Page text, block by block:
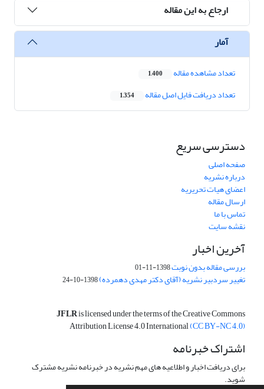
ارجاع به این مقاله
آمار
تعداد مشاهده مقاله 1,400
تعداد دریافت فایل اصل مقاله 1,354
دسترسی سریع
صفحه اصلی
درباره نشریه
اعضای هیات تحریریه
ارسال مقاله
تماس با ما
نقشه سایت
آخرین اخبار
بررسی مقاله بدون نوبت1398-11-01
تغییر سردبیر نشریه (آقای دکتر مهدی دهمرده)1398-10-24
JFLRis licensed under the terms of the Creative Commons
Attribution License 4.0 International(CC BY-NC 4.0)
اشتراک خبرنامه
برای دریافت اخبار و اطلاعیه های مهم نشریه در خبرنامه نشریه مشترک
شوید.